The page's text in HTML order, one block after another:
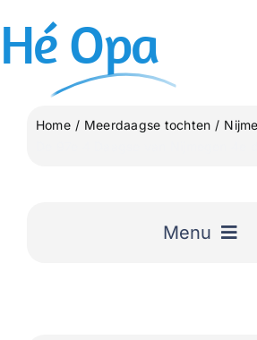
inhoud
Hé Opa
Home Meerdaagse tochten
Menu